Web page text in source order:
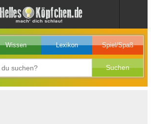
Wissen Lexikon Spiel/Spaß